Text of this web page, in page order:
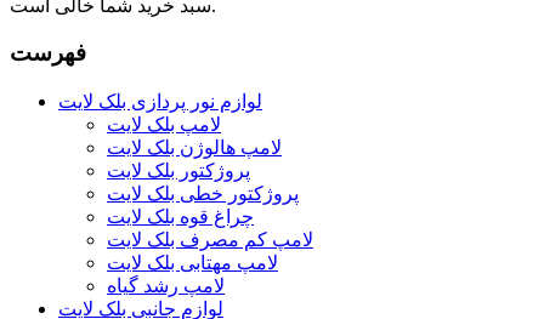
سبد خرید شما خالی است.
فهرست
لوازم نور پردازی بلک لایت
لامپ بلک لایت
لامپ هالوژن بلک لایت
پروژکتور بلک لایت
پروژکتور خطی بلک لایت
چراغ قوه بلک لایت
لامپ کم مصرف بلک لایت
لامپ مهتابی بلک لایت
لامپ رشد گیاه
لوازم جانبی بلک لایت